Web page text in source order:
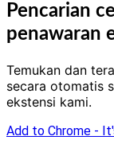
Pencarian
penawaran
Temukan dan
secara otomatis
ekstensi kami.
Add to Chrome -